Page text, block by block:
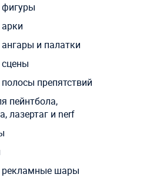
и палатки
препятствий
пейнтбола,
лазертаг и nerf
шары